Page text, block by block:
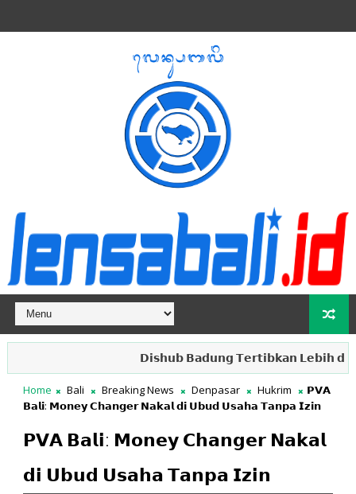
𝗗𝗶𝘀𝗵𝘂𝗯 𝗕𝗮𝗱𝘂𝗻𝗴 𝗧𝗲𝗿𝘁𝗶𝗯𝗸𝗮𝗻 𝗟𝗲𝗯𝗶𝗵 𝗱𝗮𝗿𝗶
Home Bali Breaking News Denpasar Hukrim
𝗣𝗩𝗔
𝗕𝗮𝗹𝗶: 𝗠𝗼𝗻𝗲𝘆 𝗖𝗵𝗮𝗻𝗴𝗲𝗿 𝗡𝗮𝗸𝗮𝗹 𝗱𝗶 𝗨𝗯𝘂𝗱 𝗨𝘀𝗮𝗵𝗮 𝗧𝗮𝗻𝗽𝗮 𝗜𝘇𝗶𝗻
𝗣𝗩𝗔 𝗕𝗮𝗹𝗶: 𝗠𝗼𝗻𝗲𝘆 𝗖𝗵𝗮𝗻𝗴𝗲𝗿 𝗡𝗮𝗸𝗮𝗹
𝗱𝗶 𝗨𝗯𝘂𝗱 𝗨𝘀𝗮𝗵𝗮 𝗧𝗮𝗻𝗽𝗮 𝗜𝘇𝗶𝗻